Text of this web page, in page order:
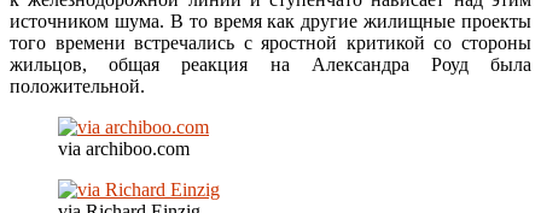
источником шума. В то время как другие жилищные проекты
того времени встречались с яростной критикой со стороны
жильцов, общая реакция на Александра Роуд была
положительной.
via archiboo.com